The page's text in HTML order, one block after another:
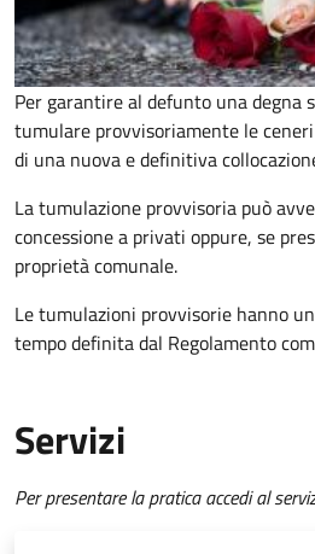
Per garantire al defunto una degna
tumulare provvisoriamente le
di una nuova e definitiva
La tumulazione provvisoria può
concessione a privati oppure, se
proprietà comunale.
Le tumulazioni provvisorie hanno
tempo definita dal Regolamento
Servizi
Per presentare la pratica accedi al